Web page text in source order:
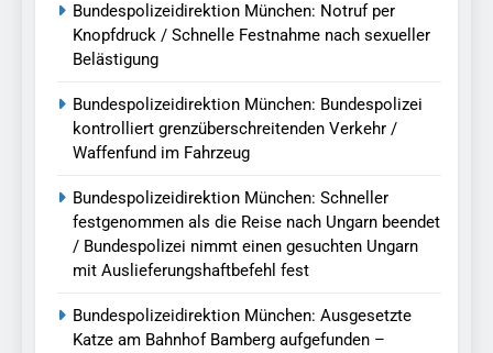
Bundespolizeidirektion München: Notruf per
Knopfdruck / Schnelle Festnahme nach sexueller
Belästigung
Bundespolizeidirektion München: Bundespolizei
kontrolliert grenzüberschreitenden Verkehr /
Waffenfund im Fahrzeug
Bundespolizeidirektion München: Schneller
festgenommen als die Reise nach Ungarn beendet
/ Bundespolizei nimmt einen gesuchten Ungarn
mit Auslieferungshaftbefehl fest
Bundespolizeidirektion München: Ausgesetzte
Katze am Bahnhof Bamberg aufgefunden –